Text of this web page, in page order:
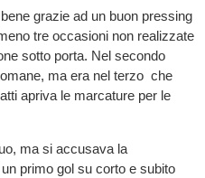
grazie ad un buon pressing
tre occasioni non realizzate
sotto porta. Nel secondo
ma era nel terzo che
apriva le marcature per le
ma si accusava la
primo gol su corto e subito